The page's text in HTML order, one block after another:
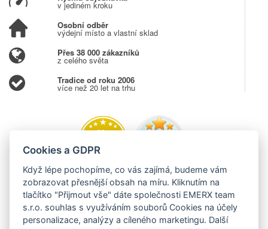
v jediném kroku
Osobní odběr
výdejní místo a vlastní sklad
Přes 38 000 zákazníků
z celého světa
Tradice od roku 2006
více než 20 let na trhu
Cookies a GDPR
Když lépe pochopíme, co vás zajímá, budeme vám
zobrazovat přesnější obsah na míru. Kliknutím na
tlačítko "Přijmout vše" dáte společnosti EMERX team
s.r.o. souhlas s využíváním souborů Cookies na účely
personalizace, analýzy a cíleného marketingu. Další